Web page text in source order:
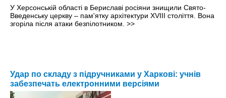
У Херсонській області в Бериславі росіяни знищили Свято-
Введенську церкву – пам'ятку архітектури XVIII століття. Вона
згоріла після атаки безпілотником. >>
Удар по складу з підручниками у Харкові: учнів
забезпечать електронними версіями